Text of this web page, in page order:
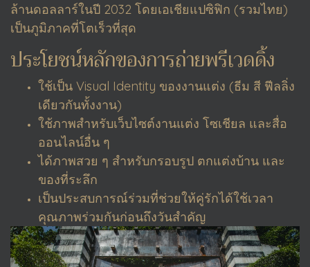
ล้านดอลลาร์ในปี 2032 โดยเอเชียแปซิฟิก (รวมไทย)
เป็นภูมิภาคที่โตเร็วที่สุด
ประโยชน์หลักของการถ่ายพรีเวดดิ้ง
ใช้เป็น Visual Identity ของงานแต่ง (ธีม สี ฟีลลิ่ง
เดียวกันทั้งงาน)
ใช้ภาพสำหรับเว็บไซต์งานแต่ง โซเชียล และสื่อ
ออนไลน์อื่น ๆ
ได้ภาพสวย ๆ สำหรับกรอบรูป ตกแต่งบ้าน และ
ของที่ระลึก
เป็นประสบการณ์ร่วมที่ช่วยให้คู่รักได้ใช้เวลา
คุณภาพร่วมกันก่อนถึงวันสำคัญ